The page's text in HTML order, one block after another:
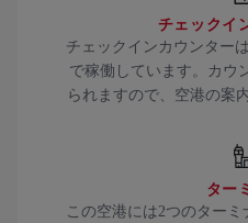
チェックイ
チェックインカウンター
で稼働しています。カウ
られますので、空港の案
ター
この空港には2つのター